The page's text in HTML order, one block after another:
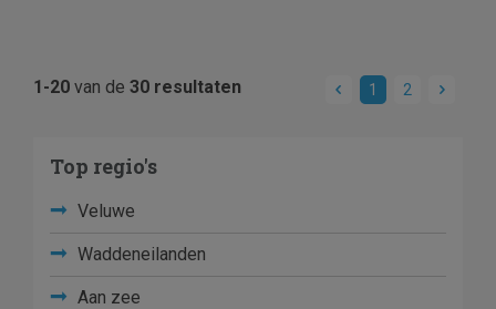
1-20 van de 30 resultaten 1 2
Top regio's
Veluwe
Waddeneilanden
Aan zee